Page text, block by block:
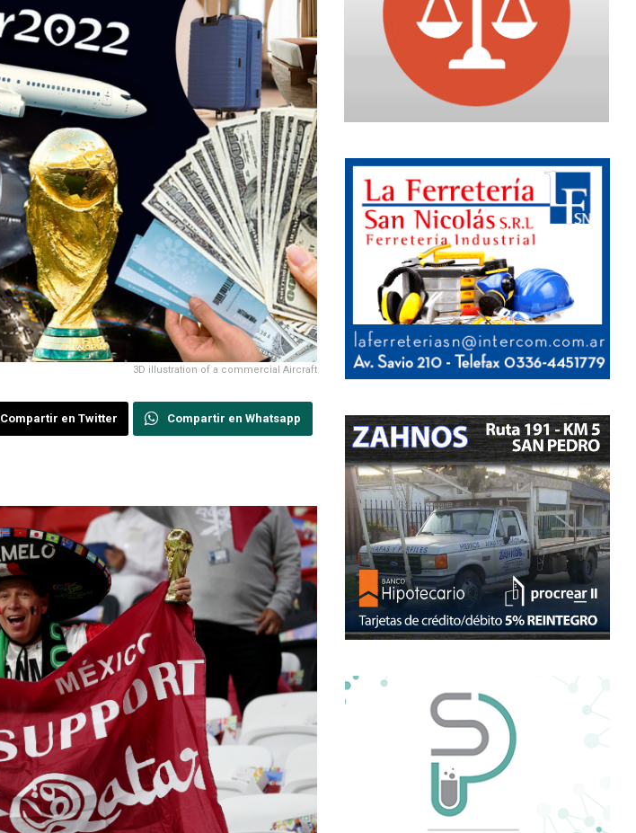
3D illustration of a commercial Aircraft
Compartir en Twitter Compartir en Whatsapp